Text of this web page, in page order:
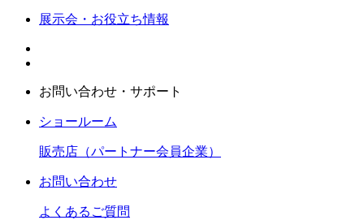
展示会・お役立ち情報
お問い合わせ・サポート
ショールーム
販売店（パートナー会員企業）
お問い合わせ
よくあるご質問